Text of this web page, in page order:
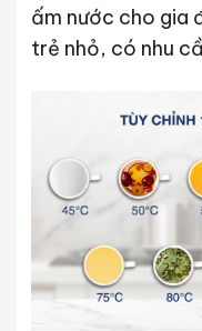
ấm nước cho gia
trẻ nhỏ, có nhu